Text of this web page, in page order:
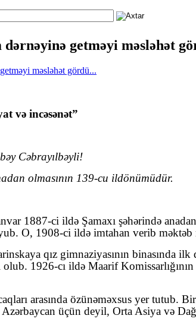
getməyi məsləhət
və incəsənət”
Cəbrayılbəyli!
olmasının 139-cu ildönümüdür.
1887-ci ildə Şamaxı şəhərində
O, 1908-ci ildə imtahan verib
qız gimnaziyasının binasında
olub. 1926-cı ildə Maarif
arasında özünəməxsus yer tutub.
üçün deyil, Orta Asiya və